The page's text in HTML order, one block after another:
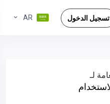
تسجيل الدخول AR